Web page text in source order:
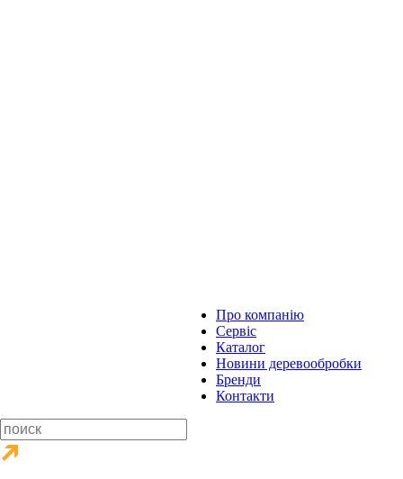
Про компанію
Сервіс
Каталог
Новини деревообробки
Бренди
Контакти